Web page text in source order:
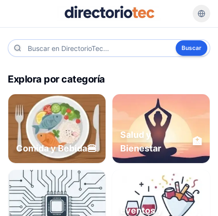
Buscar
Explora por categoría
Comida y Bebida🍔
Salud y
Bienestar
🏥
Eventos y